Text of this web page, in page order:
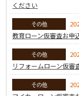
ください
その他
教育ローン仮審査お申
その他
リフォームローン仮審
その他